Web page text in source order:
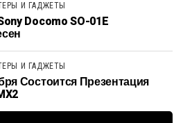
И ГАДЖЕТЫ
Docomo SO-01E
И ГАДЖЕТЫ
Состоится Презентация